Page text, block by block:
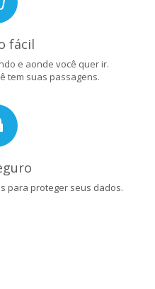
fácil
e aonde você quer ir.
tem suas passagens.
para proteger seus dados.